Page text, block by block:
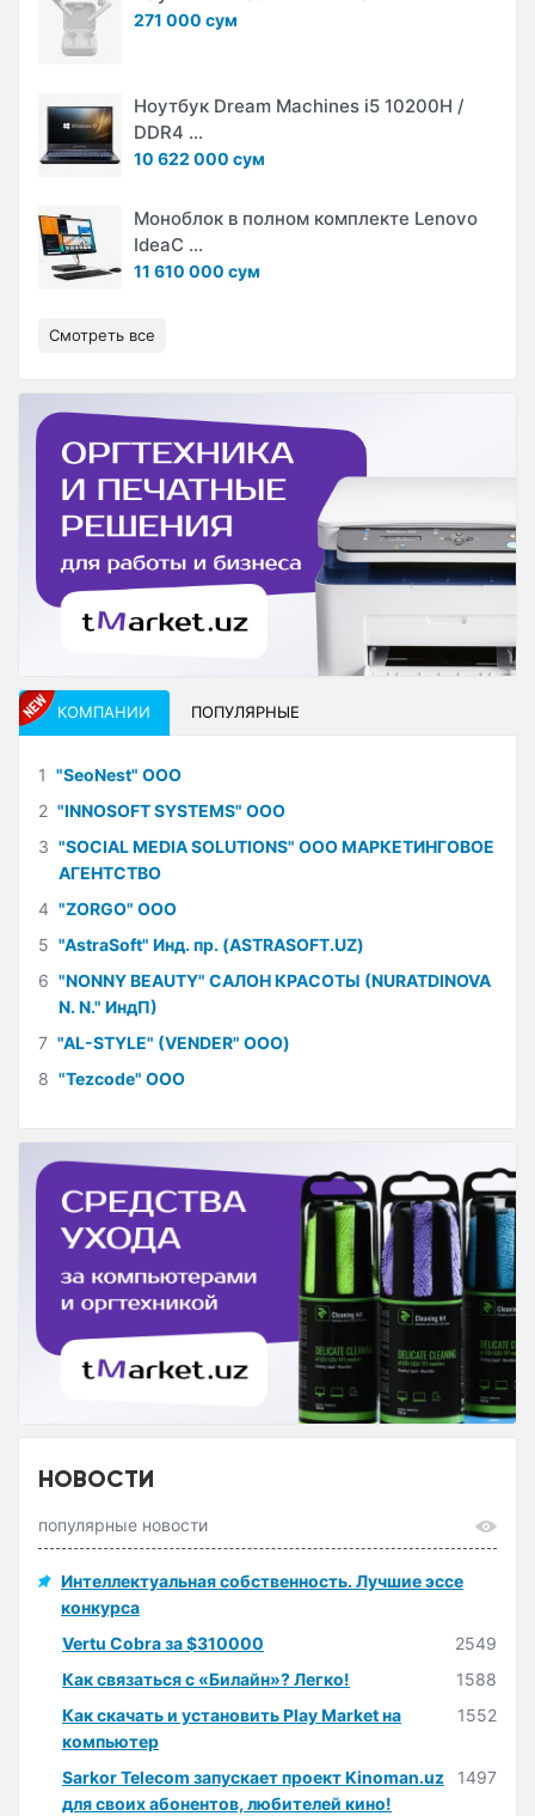
271 000 сум
Ноутбук Dream Machines i5 10200H /
DDR4 ...
10 622 000 сум
Моноблок в полном комплекте Lenovo
IdeaC ...
11 610 000 сум
Смотреть все
КОМПАНИИ ПОПУЛЯРНЫЕ
1 "SeoNest" ООО
2 "INNOSOFT SYSTEMS" ООО
3 "SOCIAL MEDIA SOLUTIONS" ООО МАРКЕТИНГОВОЕ
АГЕНТСТВО
4 "ZORGO" ООО
5 "AstraSoft" Инд. пр. (ASTRASOFT.UZ)
6 "NONNY BEAUTY" САЛОН КРАСОТЫ (NURATDINOVA
N. N." ИндП)
7 "AL-STYLE" (VENDER" ООО)
8 "Tezcode" ООО
НОВОСТИ
популярные новости
Интеллектуальная собственность. Лучшие эссе
конкурса
Vertu Cobra за $310000
2549
Как связаться с «Билайн»? Легко!
1588
Как скачать и установить Play Market на
компьютер
1552
Sarkor Telecom запускает проект Kinoman.uz
для своих абонентов, любителей кино!
1497